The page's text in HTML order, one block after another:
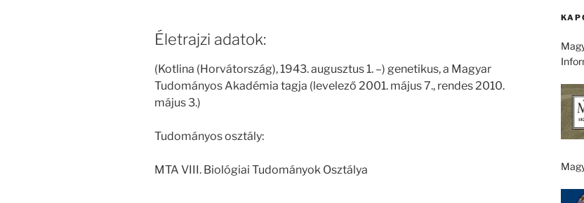
Életrajzi adatok:
(Kotlina (Horvátország), 1943. augusztus 1. –) genetikus, a Magyar
Tudományos Akadémia tagja (levelező 2001. május 7., rendes 2010.
május 3.)
Tudományos osztály:
MTA VIII. Biológiai Tudományok Osztálya